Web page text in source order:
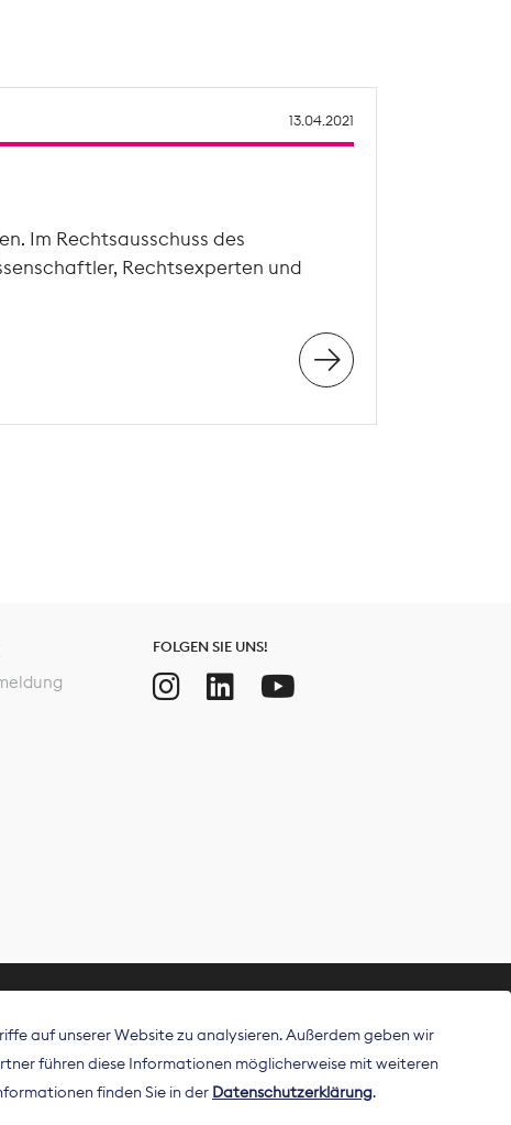
13.04.2021
Im Rechtsausschuss des
Rechtsexperten und
FOLGEN SIE UNS!
als
Publisher in
auf unserer Website zu analysieren. Außerdem geben wir
führen diese Informationen möglicherweise mit weiteren
finden Sie in der Datenschutzerklärung.